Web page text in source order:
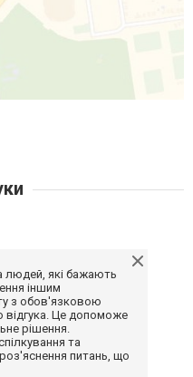
людей, які бажають
іншим
з обов'язковою
відгука. Це допоможе
рішення.
та
питань, що